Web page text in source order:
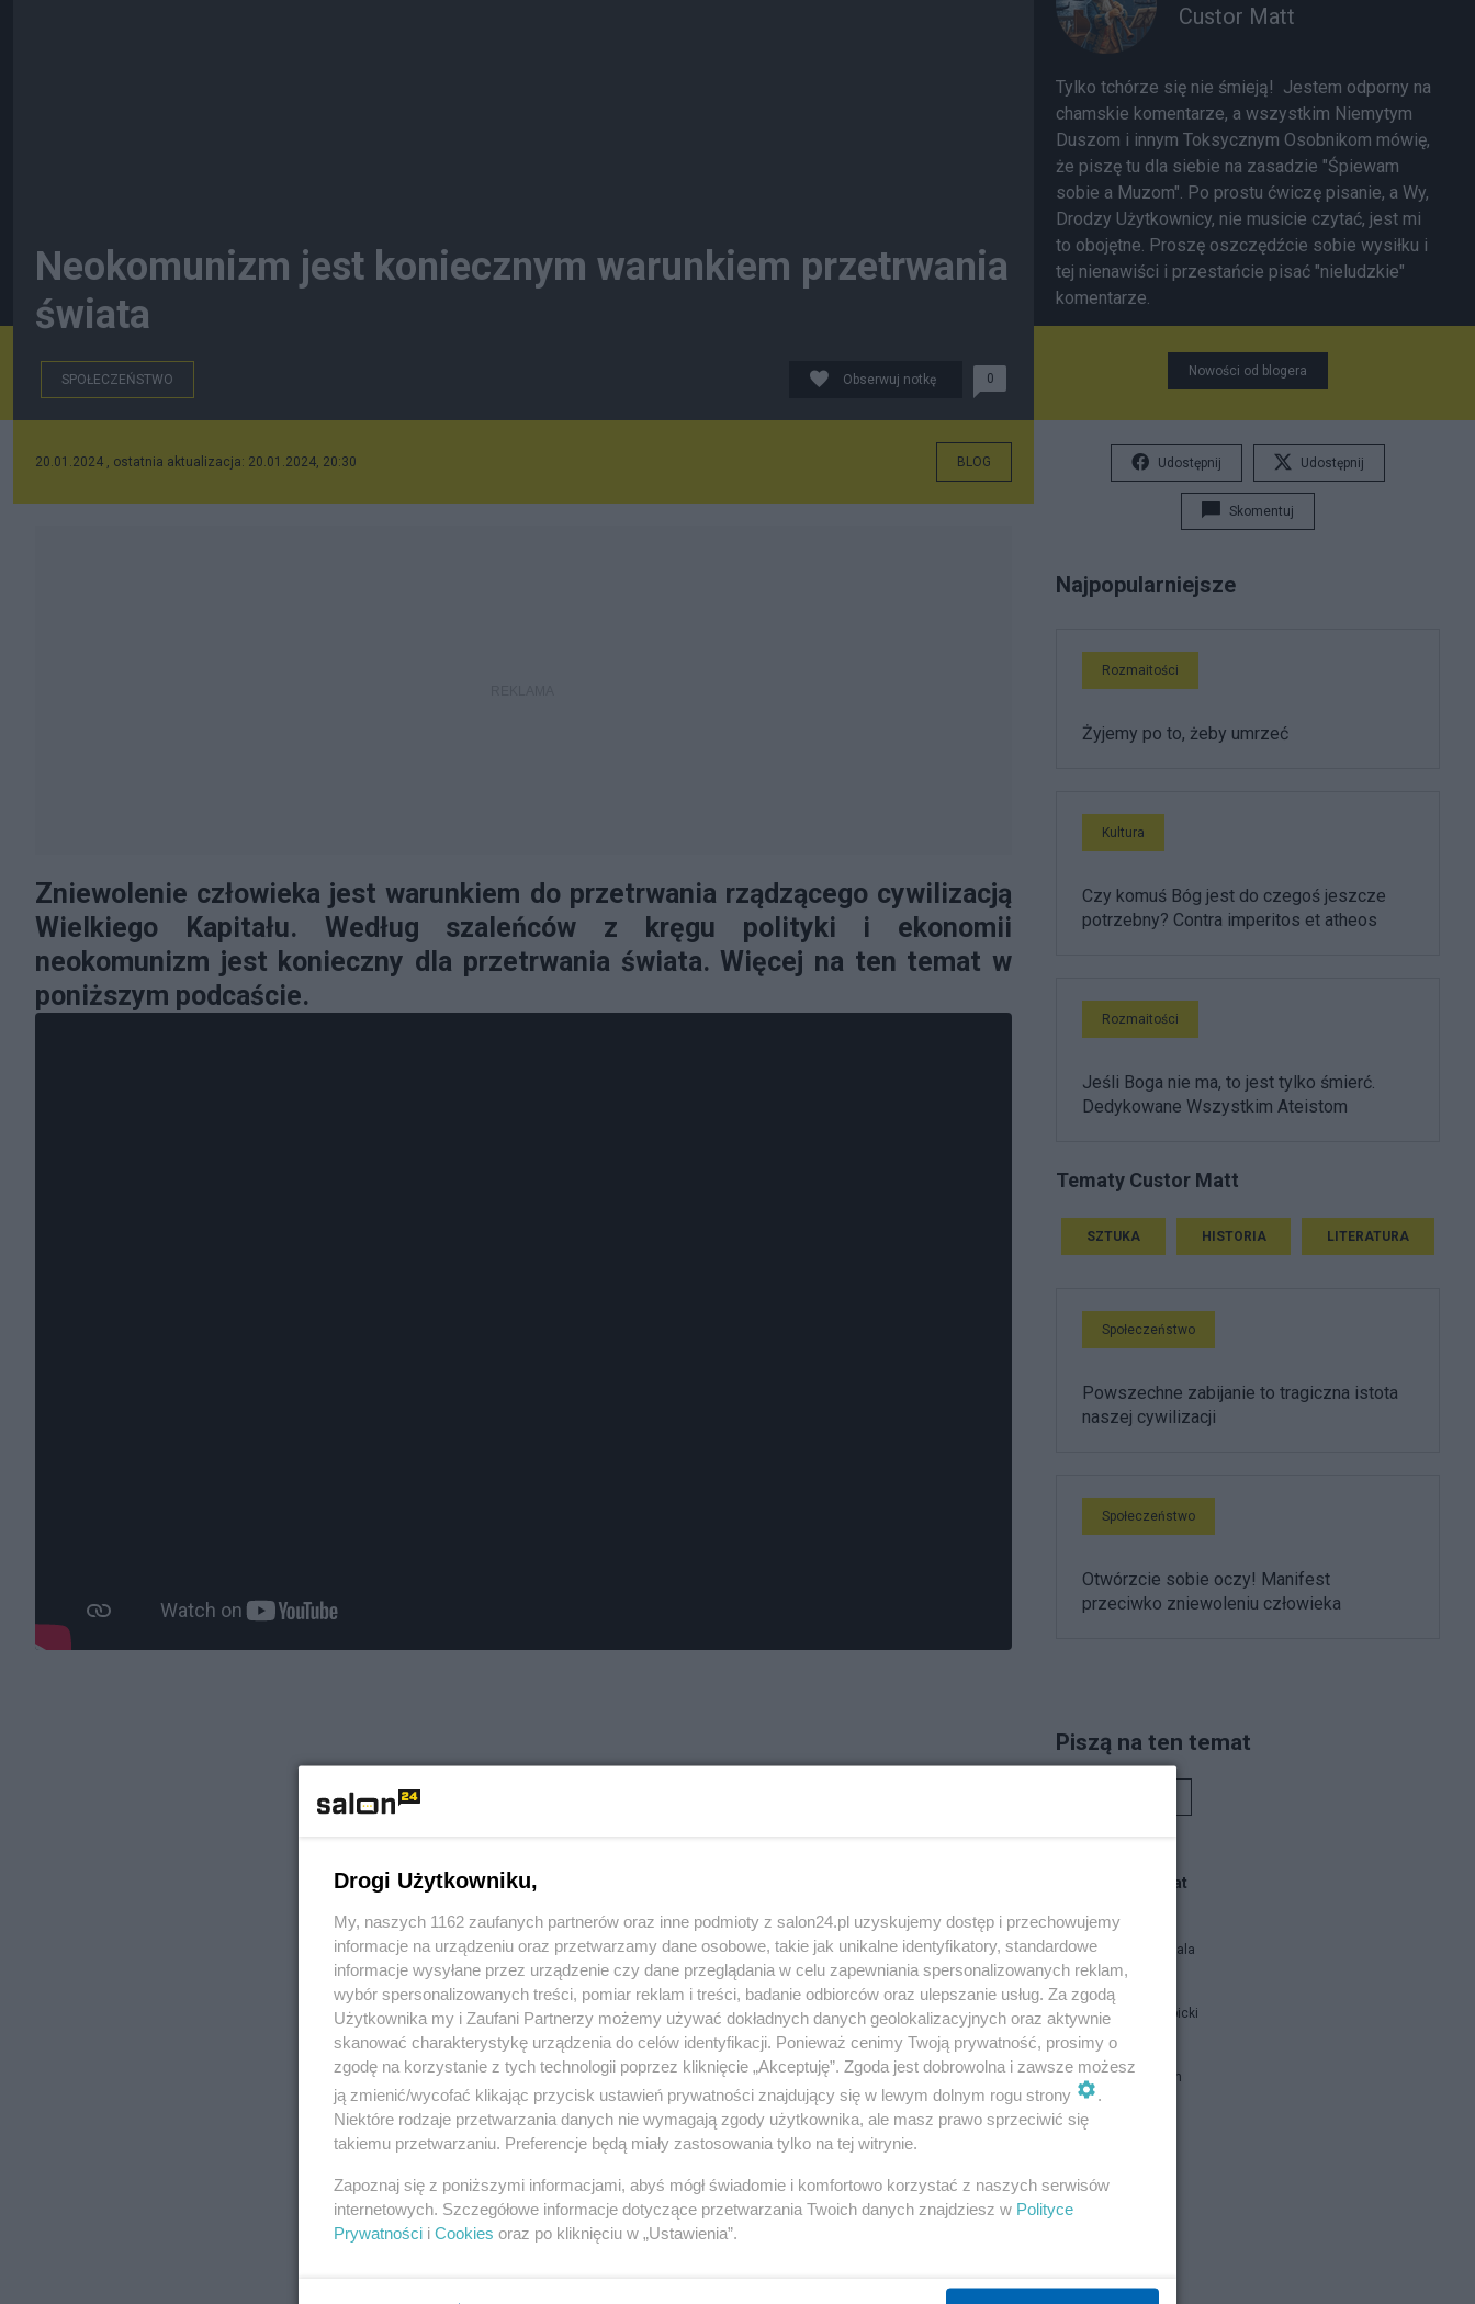
Neokomunizm jest koniecznym warunkiem przetrwania
świata
SPOŁECZEŃSTWO Obserwuj notkę 0
20.01.2024 , ostatnia aktualizacja: 20.01.2024, 20:30 BLOG
Zniewolenie człowieka jest warunkiem do przetrwania rządzącego cywilizacją
Wielkiego Kapitału. Według szaleńców z kręgu polityki i ekonomii
neokomunizm jest konieczny dla przetrwania świata. Więcej na ten temat w
poniższym podcaście.
Custor Matt
Tylko tchórze się nie śmieją! Jestem odporny na
chamskie komentarze, a wszystkim Niemytym
Duszom i innym Toksycznym Osobnikom mówię,
że piszę tu dla siebie na zasadzie "Śpiewam
sobie a Muzom". Po prostu ćwiczę pisanie, a Wy,
Drodzy Użytkownicy, nie musicie czytać, jest mi
to obojętne. Proszę oszczędźcie sobie wysiłku i
tej nienawiści i przestańcie pisać "nieludzkie"
komentarze.
Nowości od blogera
Udostępnij Udostępnij
Skomentuj
Najpopularniejsze
Rozmaitości
Żyjemy po to, żeby umrzeć
Kultura
Czy komuś Bóg jest do czegoś jeszcze
potrzebny? Contra imperitos et atheos
Rozmaitości
Jeśli Boga nie ma, to jest tylko śmierć.
Dedykowane Wszystkim Ateistom
Tematy Custor Matt
SZTUKA HISTORIA LITERATURA
Społeczeństwo
Powszechne zabijanie to tragiczna istota
naszej cywilizacji
Społeczeństwo
Otwórzcie sobie oczy! Manifest
przeciwko zniewoleniu człowieka
Piszą na ten temat
Blogi na ten temat
Siukum Balala
Jan Filip Libicki
brat Damian
Drogi Użytkowniku,
My, naszych 1162 zaufanych partnerów oraz inne podmioty z salon24.pl uzyskujemy dostęp i przechowujemy
informacje na urządzeniu oraz przetwarzamy dane osobowe, takie jak unikalne identyfikatory, standardowe
informacje wysyłane przez urządzenie czy dane przeglądania w celu zapewniania spersonalizowanych reklam,
wybór spersonalizowanych treści, pomiar reklam i treści, badanie odbiorców oraz ulepszanie usług. Za zgodą
Użytkownika my i Zaufani Partnerzy możemy używać dokładnych danych geolokalizacyjnych oraz aktywnie
skanować charakterystykę urządzenia do celów identyfikacji. Ponieważ cenimy Twoją prywatność, prosimy o
zgodę na korzystanie z tych technologii poprzez kliknięcie „Akceptuję”. Zgoda jest dobrowolna i zawsze możesz
ją zmienić/wycofać klikając przycisk ustawień prywatności znajdujący się w lewym dolnym rogu strony
.
Niektóre rodzaje przetwarzania danych nie wymagają zgody użytkownika, ale masz prawo sprzeciwić się
takiemu przetwarzaniu. Preferencje będą miały zastosowania tylko na tej witrynie.
Zapoznaj się z poniższymi informacjami, abyś mógł świadomie i komfortowo korzystać z naszych serwisów
internetowych. Szczegółowe informacje dotyczące przetwarzania Twoich danych znajdziesz w Polityce
Prywatności i Cookies oraz po kliknięciu w „Ustawienia”.